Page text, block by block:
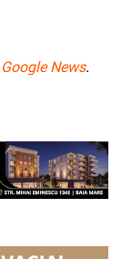
Google News.